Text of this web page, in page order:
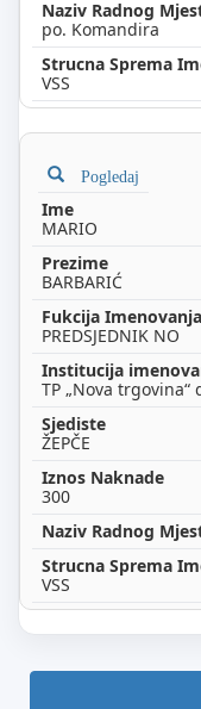
po. Komandira
VSS
Pogledaj
MARIO
BARBARIĆ
PREDSJEDNIK NO
TP „Nova trgovina“
ŽEPČE
300
VSS